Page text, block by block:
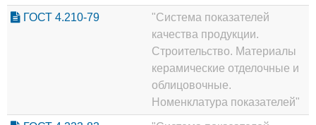
ГОСТ 4.210-79
"Система показателей
качества продукции.
Строительство. Материалы
керамические отделочные и
облицовочные.
Номенклатура показателей"